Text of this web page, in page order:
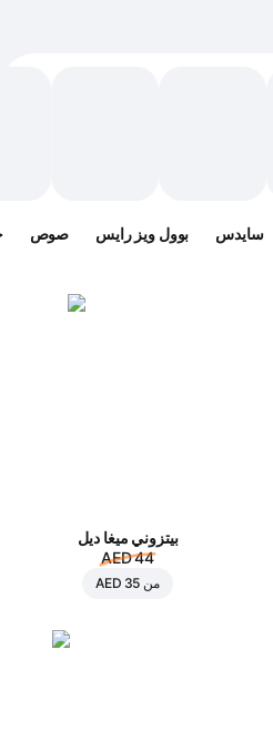
سايدس بوول ويز رايس صوص
بيتزوني ميغا ديل
AED 44
من AED 35